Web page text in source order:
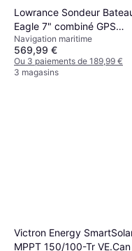
Lowrance Sondeur
Eagle 7" combiné GPS
sondeur avec sonde
Tripleshot HD Noir
Navigation maritime
569,99 €
Ou 3 paiements de 189,99 €
3 magasins
Victron Energy
MPPT 150/100-Tr VE.Can